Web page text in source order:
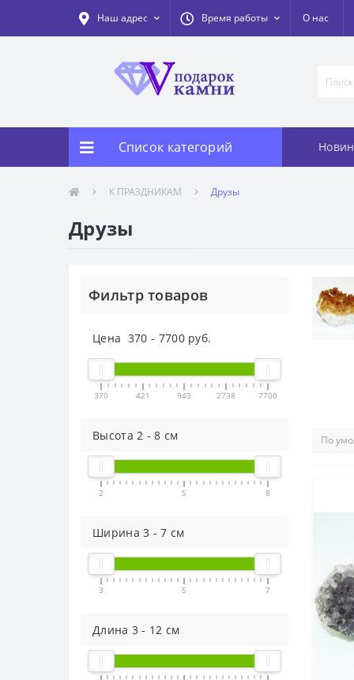
Наш адрес Время работы О нас
Список категорий
К ПРАЗДНИКАМ Друзы
Друзы
Фильтр товаров
Цена 370 - 7700руб.
370 421 943 2738 7700
Высота 2 -8 см
2 5 8
Ширина3 -7 см
3 5 7
Длина 3 - 12 см